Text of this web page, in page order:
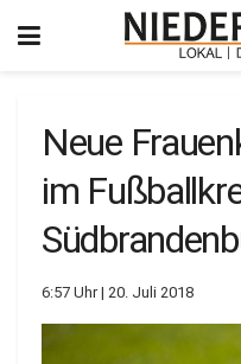
Neue
im
6:57 Uhr | 20. Juli 2018